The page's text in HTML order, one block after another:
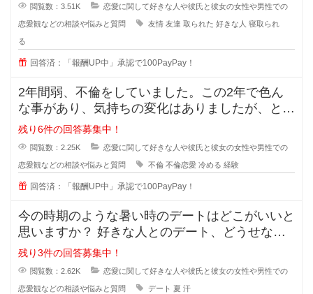
閲覧数：3.51K 恋愛に関して好きな人や彼氏と彼女の女性や男性での
恋愛観などの相談や悩みと質問 友情 友達 取られた 好きな人 寝取られ
る
回答済：「報酬UP中」承認で100PayPay！
2年間弱、不倫をしていました。この2年で色ん
な事があり、気持ちの変化はありましたが、とに
かく彼の事が大好きで一緒にいれる
残り6件の回答募集中！
閲覧数：2.25K 恋愛に関して好きな人や彼氏と彼女の女性や男性での
恋愛観などの相談や悩みと質問 不倫 不倫恋愛 冷める 経験
回答済：「報酬UP中」承認で100PayPay！
今の時期のような暑い時のデートはどこがいいと
思いますか？ 好きな人とのデート、どうせなら
街を散策したりデートスポッ
残り3件の回答募集中！
閲覧数：2.62K 恋愛に関して好きな人や彼氏と彼女の女性や男性での
恋愛観などの相談や悩みと質問 デート 夏 汗